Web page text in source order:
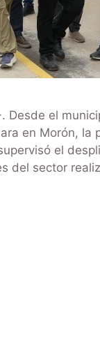
Desde el
en Morón, la
el
del sector